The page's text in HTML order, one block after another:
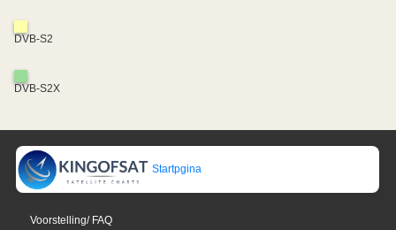
DVB-S2
DVB-S2X
Startpgina
Voorstelling/ FAQ